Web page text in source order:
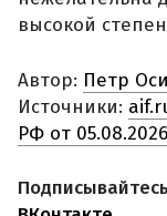
высокой
Автор: Петр
Источники:
РФ от